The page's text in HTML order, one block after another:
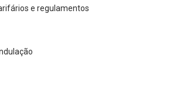
e regulamentos